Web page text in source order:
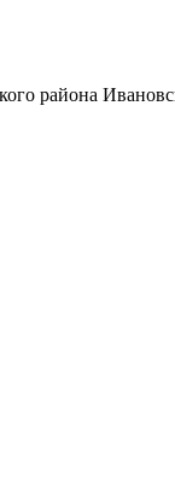
района